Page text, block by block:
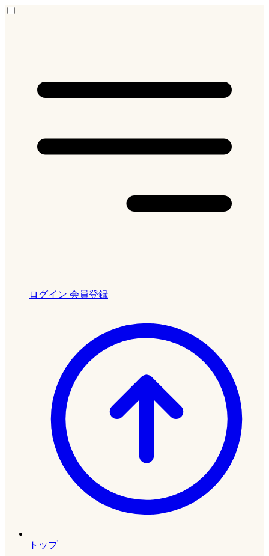
ログイン 会員登録
トップ